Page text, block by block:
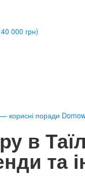
000 грн)
— корисні поради
в
та